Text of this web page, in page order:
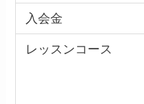
入会金
レッスンコース